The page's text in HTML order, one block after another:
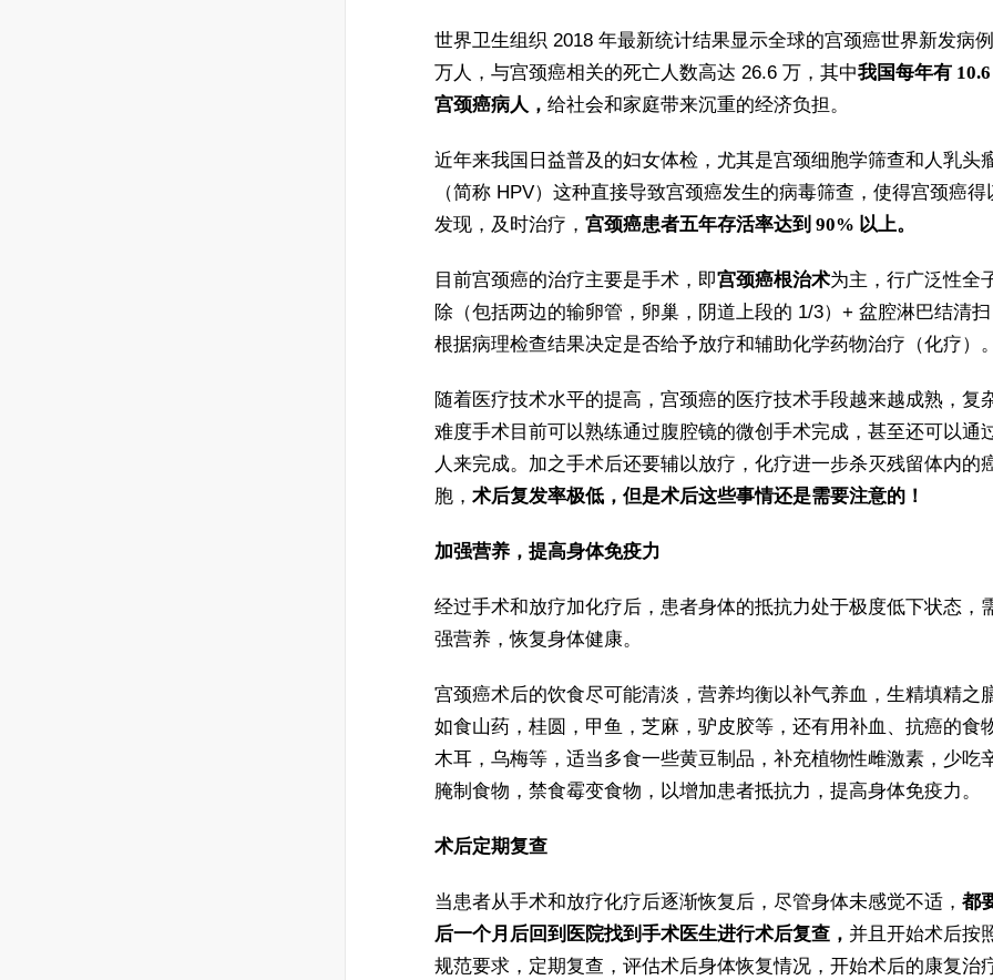
世界卫生组织 2018 年最新统计结果显示全球的宫颈癌世界新发病
万人，与宫颈癌相关的死亡人数高达 26.6 万，其中我国每年有
宫颈癌病人， 给社会和家庭带来沉重的经济负担。
近年来我国日益普及的妇女体检，尤其是宫颈细胞学筛查和人乳头
（简称 HPV）这种直接导致宫颈癌发生的病毒筛查，使得宫颈癌得
发现，及时治疗， 宫颈癌患者五年存活率达到 90% 以上。
目前宫颈癌的治疗主要是手术，即宫颈癌根治术为主，行广泛性全
除（包括两边的输卵管，卵巢，阴道上段的 1/3）+ 盆腔淋巴结清
根据病理检查结果决定是否给予放疗和辅助化学药物治疗（化疗）
随着医疗技术水平的提高，宫颈癌的医疗技术手段越来越成熟，复
难度手术目前可以熟练通过腹腔镜的微创手术完成，甚至还可以通
人来完成。加之手术后还要辅以放疗，化疗进一步杀灭残留体内的
胞， 术后复发率极低，但是术后这些事情还是需要注意的！
加强营养，提高身体免疫力
经过手术和放疗加化疗后，患者身体的抵抗力处于极度低下状态，
强营养，恢复身体健康。
宫颈癌术后的饮食尽可能清淡，营养均衡以补气养血，生精填精之
如食山药，桂圆，甲鱼，芝麻，驴皮胶等，还有用补血、抗癌的食
木耳，乌梅等，适当多食一些黄豆制品，补充植物性雌激素，少吃
腌制食物，禁食霉变食物，以增加患者抵抗力，提高身体免疫力。
术后定期复查
当患者从手术和放疗化疗后逐渐恢复后，尽管身体未感觉不适， 都
后一个月后回到医院找到手术医生进行术后复查， 并且开始术后按
规范要求，定期复查，评估术后身体恢复情况，开始术后的康复治